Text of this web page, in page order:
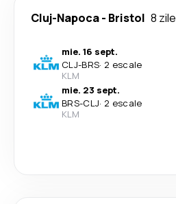
Cluj-Napoca- Bristol 8 zile
mie. 16 sept.
CLJ-BRS· 2 escale
KLM
mie. 23 sept.
BRS-CLJ· 2 escale
KLM